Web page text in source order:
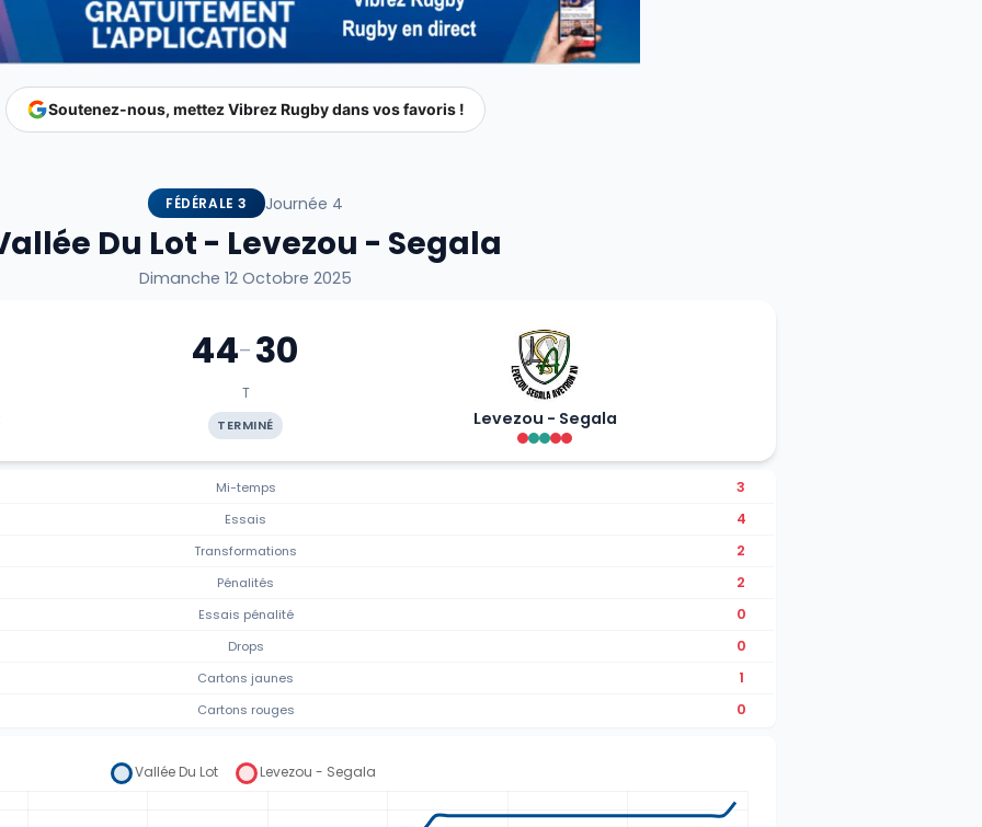
Soutenez-nous, mettez Vibrez Rugby dans vos favoris !
FÉDÉRALE 3 Journée 4
Du Lot - Levezou - Segala
Dimanche 12 Octobre 2025
44-30
T
TERMINÉ Levezou - Segala
Mi-temps
3
Essais
4
Transformations
2
Pénalités
2
Essais pénalité
0
Drops
0
Cartons jaunes
1
Cartons rouges 0